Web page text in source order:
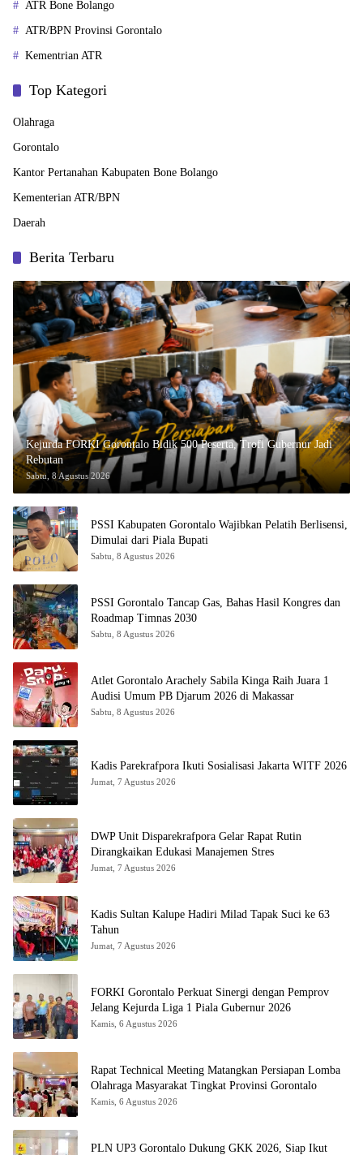
ATR Bone Bolango
ATR/BPN Provinsi Gorontalo
Kementrian ATR
Top Kategori
Olahraga
Gorontalo
Kantor Pertanahan Kabupaten Bone Bolango
Kementerian ATR/BPN
Daerah
Berita Terbaru
Kejurda FORKI Gorontalo Bidik 500 Peserta, Trofi Gubernur Jadi
Rebutan
Sabtu, 8 Agustus 2026
PSSI Kabupaten Gorontalo Wajibkan Pelatih Berlisensi,
Dimulai dari Piala Bupati
Sabtu, 8 Agustus 2026
PSSI Gorontalo Tancap Gas, Bahas Hasil Kongres dan
Roadmap Timnas 2030
Sabtu, 8 Agustus 2026
Atlet Gorontalo Arachely Sabila Kinga Raih Juara 1
Audisi Umum PB Djarum 2026 di Makassar
Sabtu, 8 Agustus 2026
Kadis Parekrafpora Ikuti Sosialisasi Jakarta WITF 2026
Jumat, 7 Agustus 2026
DWP Unit Disparekrafpora Gelar Rapat Rutin
Dirangkaikan Edukasi Manajemen Stres
Jumat, 7 Agustus 2026
Kadis Sultan Kalupe Hadiri Milad Tapak Suci ke 63
Tahun
Jumat, 7 Agustus 2026
FORKI Gorontalo Perkuat Sinergi dengan Pemprov
Jelang Kejurda Liga 1 Piala Gubernur 2026
Kamis, 6 Agustus 2026
Rapat Technical Meeting Matangkan Persiapan Lomba
Olahraga Masyarakat Tingkat Provinsi Gorontalo
Kamis, 6 Agustus 2026
PLN UP3 Gorontalo Dukung GKK 2026, Siap Ikut